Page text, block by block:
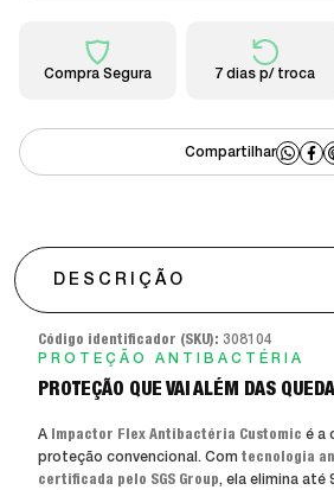
Compra Segura 7 dias p/ troca
DESCRIÇÃO
Código identificador (SKU): 308104
PROTEÇÃO ANTIBACTÉRIA
PROTEÇÃO QUE VAI ALÉM DAS
A Impactor Flex Antibactéria Customic é a
proteção convencional. Com tecnologia
certificada pelo SGS Group, ela elimina até